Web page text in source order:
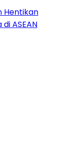
Hentikan
ASEAN